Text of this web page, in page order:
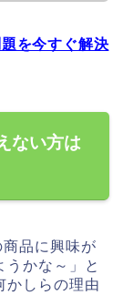
を今すぐ解決
ない方は
品に興味が
うかな～」と
かしらの理由